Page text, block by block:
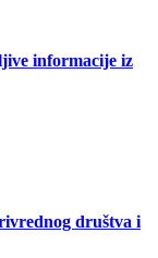
informacije iz
društva i